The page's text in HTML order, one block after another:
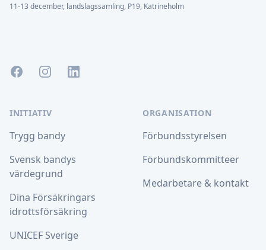
11-13 december, landslagssamling, P19, Katrineholm
FacebookInstagramLinkedIn
INITIATIV
Trygg bandy
Svensk bandys
värdegrund
Dina Försäkringars
idrottsförsäkring
UNICEF Sverige
ORGANISATION
Förbundsstyrelsen
Förbundskommitteer
Medarbetare & kontakt